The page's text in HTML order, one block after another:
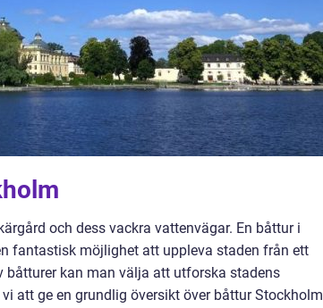
och dess vackra vattenvägar. En båttur i
fantastisk möjlighet att uppleva staden från ett
båtturer kan man välja att utforska stadens
att ge en grundlig översikt över båttur Stockholm